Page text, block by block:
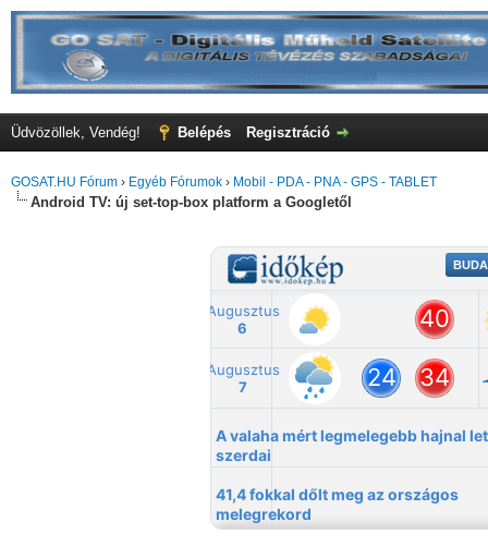
Üdvözöllek, Vendég! Belépés Regisztráció
GOSAT.HU Fórum › Egyéb Fórumok › Mobil - PDA - PNA - GPS - TABLET
Android TV: új set-top-box platform a Googletől